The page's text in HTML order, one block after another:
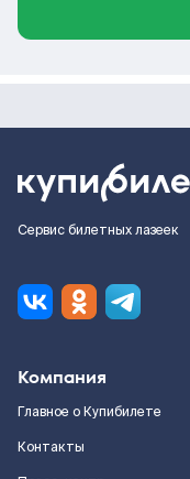
Сервис билетных лазеек
Компания
Главное о Купибилете
Контакты